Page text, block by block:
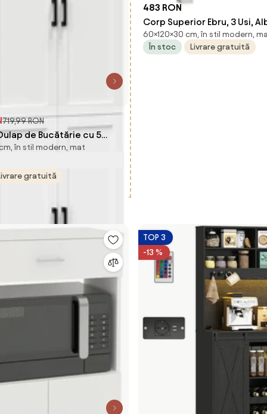
719,99 RON
de Bucătărie cu 5
și 4 Uși, 60x30x170,5
în stil modern, mat
gratuită
483 RON
Corp Superior Ebru, 3 Usi,
60 cm
60×120×30 cm, în stil modern,
În stoc
Livrare gratuită
TOP 3
-13 %